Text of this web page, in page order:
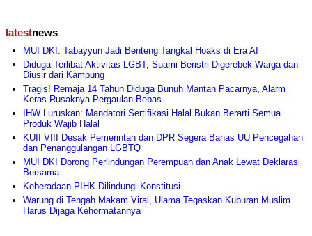
latestnews
MUI DKI: Tabayyun Jadi Benteng Tangkal Hoaks di Era AI
Diduga Terlibat Aktivitas LGBT, Suami Beristri Digerebek Warga dan
Diusir dari Kampung
Tragis! Remaja 14 Tahun Diduga Bunuh Mantan Pacarnya, Alarm
Keras Rusaknya Pergaulan Bebas
IHW Luruskan: Mandatori Sertifikasi Halal Bukan Berarti Semua
Produk Wajib Halal
KUII VIII Desak Pemerintah dan DPR Segera Bahas UU Pencegahan
dan Penanggulangan LGBTQ
MUI DKI Dorong Perlindungan Perempuan dan Anak Lewat Deklarasi
Bersama
Keberadaan PIHK Dilindungi Konstitusi
Warung di Tengah Makam Viral, Ulama Tegaskan Kuburan Muslim
Harus Dijaga Kehormatannya